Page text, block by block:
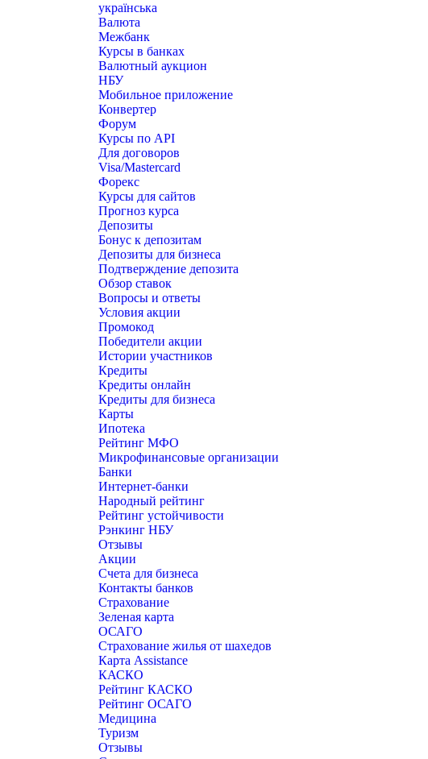
українська
Валюта
Межбанк
Курсы в банках
Валютный аукцион
НБУ
Мобильное приложение
Конвертер
Форум
Курсы по API
Для договоров
Visa/Mastercard
Форекс
Курсы для сайтов
Прогноз курса
Депозиты
Бонус к депозитам
Депозиты для бизнеса
Подтверждение депозита
Обзор ставок
Вопросы и ответы
Условия акции
Промокод
Победители акции
Истории участников
Кредиты
Кредиты онлайн
Кредиты для бизнеса
Карты
Ипотека
Рейтинг МФО
Микрофинансовые организации
Банки
Интернет-банки
Народный рейтинг
Рейтинг устойчивости
Рэнкинг НБУ
Отзывы
Акции
Счета для бизнеса
Контакты банков
Страхование
Зеленая карта
ОСАГО
Страхование жилья от шахедов
Карта Assistance
КАСКО
Рейтинг КАСКО
Рейтинг ОСАГО
Медицина
Туризм
Отзывы